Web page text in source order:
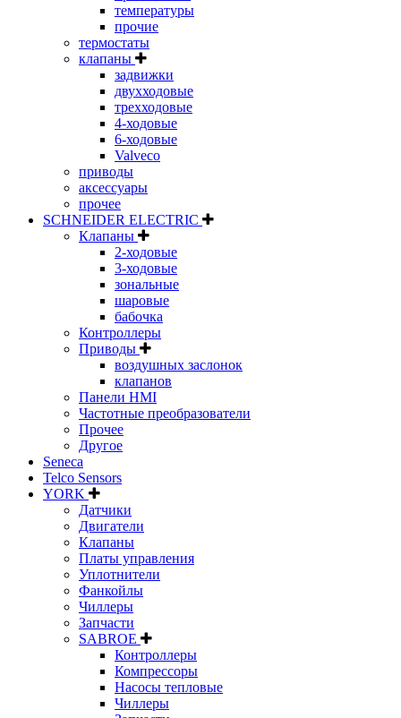
температуры
прочие
термостаты
клапаны
задвижки
двухходовые
трехходовые
4-ходовые
6-ходовые
Valveco
приводы
аксессуары
прочее
SCHNEIDER ELECTRIC
Клапаны
2-ходовые
3-ходовые
зональные
шаровые
бабочка
Контроллеры
Приводы
воздушных заслонок
клапанов
Панели HMI
Частотные преобразователи
Прочее
Другое
Seneca
Telco Sensors
YORK
Датчики
Двигатели
Клапаны
Платы управления
Уплотнители
Фанкойлы
Чиллеры
Запчасти
SABROE
Контроллеры
Компрессоры
Насосы тепловые
Чиллеры